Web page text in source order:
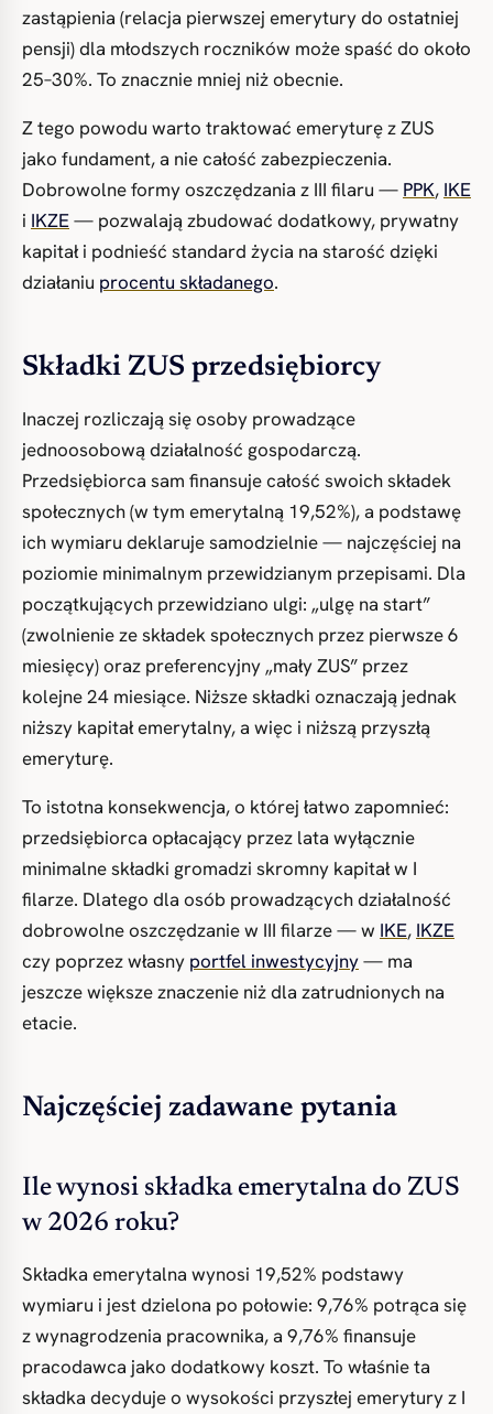
zastąpienia (relacja pierwszej emerytury do ostatniej
pensji) dla młodszych roczników może spaść do około
25–30%. To znacznie mniej niż obecnie.
Z tego powodu warto traktować emeryturę z ZUS
jako fundament, a nie całość zabezpieczenia.
Dobrowolne formy oszczędzania z III filaru — PPK, IKE
i IKZE— pozwalają zbudować dodatkowy, prywatny
kapitał i podnieść standard życia na starość dzięki
działaniu procentu składanego.
Składki ZUS przedsiębiorcy
Inaczej rozliczają się osoby prowadzące
jednoosobową działalność gospodarczą.
Przedsiębiorca sam finansuje całość swoich składek
społecznych (w tym emerytalną 19,52%), a podstawę
ich wymiaru deklaruje samodzielnie — najczęściej na
poziomie minimalnym przewidzianym przepisami. Dla
początkujących przewidziano ulgi: „ulgę na start”
(zwolnienie ze składek społecznych przez pierwsze 6
miesięcy) oraz preferencyjny „mały ZUS” przez
kolejne 24 miesiące. Niższe składki oznaczają jednak
niższy kapitał emerytalny, a więc i niższą przyszłą
emeryturę.
To istotna konsekwencja, o której łatwo zapomnieć:
przedsiębiorca opłacający przez lata wyłącznie
minimalne składki gromadzi skromny kapitał w I
filarze. Dlatego dla osób prowadzących działalność
dobrowolne oszczędzanie w III filarze — w IKE, IKZE
czy poprzez własny portfel inwestycyjny— ma
jeszcze większe znaczenie niż dla zatrudnionych na
etacie.
Najczęściej zadawane pytania
Ile wynosi składka emerytalna do ZUS
w 2026 roku?
Składka emerytalna wynosi 19,52% podstawy
wymiaru i jest dzielona po połowie: 9,76% potrąca się
z wynagrodzenia pracownika, a 9,76% finansuje
pracodawca jako dodatkowy koszt. To właśnie ta
składka decyduje o wysokości przyszłej emerytury z I